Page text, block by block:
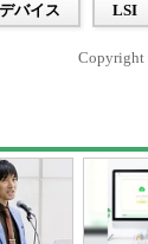
デバイス LSI
Copyright